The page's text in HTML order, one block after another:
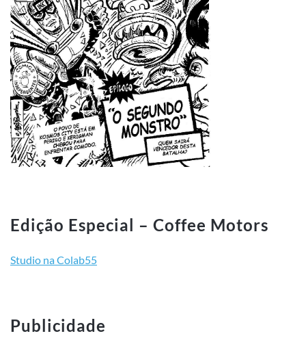
Edição Especial – Coffee Motors
Studio na Colab55
Publicidade